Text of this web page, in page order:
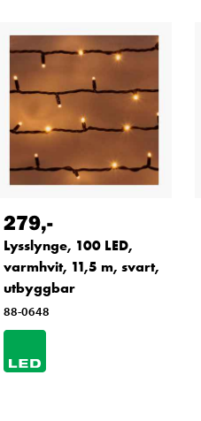
279,-
Lysslynge, 100 LED,
varmhvit, 11,5 m, svart,
utbyggbar
88-0648